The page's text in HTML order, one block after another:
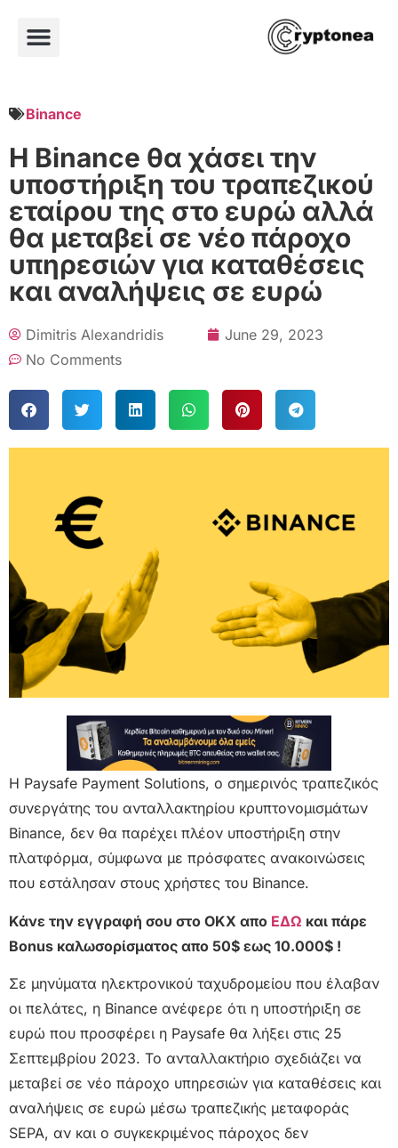
Binance
Η Binance θα χάσει την
υποστήριξη του τραπεζικού
εταίρου της στο ευρώ αλλά
θα μεταβεί σε νέο πάροχο
υπηρεσιών για καταθέσεις
και αναλήψεις σε ευρώ
Dimitris Alexandridis
June 29, 2023
No Comments
Η Paysafe Payment Solutions, ο σημερινός τραπεζικός
συνεργάτης του ανταλλακτηρίου κρυπτονομισμάτων
Binance, δεν θα παρέχει πλέον υποστήριξη στην
πλατφόρμα, σύμφωνα με πρόσφατες ανακοινώσεις
που εστάλησαν στους χρήστες του Binance.
Κάνε την εγγραφή σου στο OKX απο ΕΔΩ και πάρε
Bonus καλωσορίσματος απο 50$ εως 10.000$ !
Σε μηνύματα ηλεκτρονικού ταχυδρομείου που έλαβαν
οι πελάτες, η Binance ανέφερε ότι η υποστήριξη σε
ευρώ που προσφέρει η Paysafe θα λήξει στις 25
Σεπτεμβρίου 2023. Το ανταλλακτήριο σχεδιάζει να
μεταβεί σε νέο πάροχο υπηρεσιών για καταθέσεις και
αναλήψεις σε ευρώ μέσω τραπεζικής μεταφοράς
SEPA, αν και ο συγκεκριμένος πάροχος δεν